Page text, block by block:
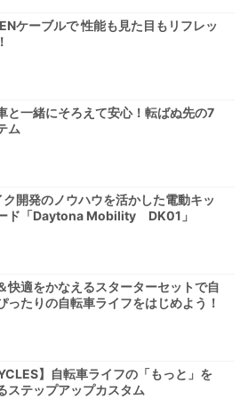
ケーブルで 性能も見た目もリフレッ
と一緒にそろえて安心！転ばぬ先の7
ム
ク開発のノウハウを活かした電動キッ
ド「Daytona Mobility DK01」
快適をかなえるスターターセットで自
ったりの自転車ライフをはじめよう！
】自転車ライフの「もっと」を
ステップアップカスタム